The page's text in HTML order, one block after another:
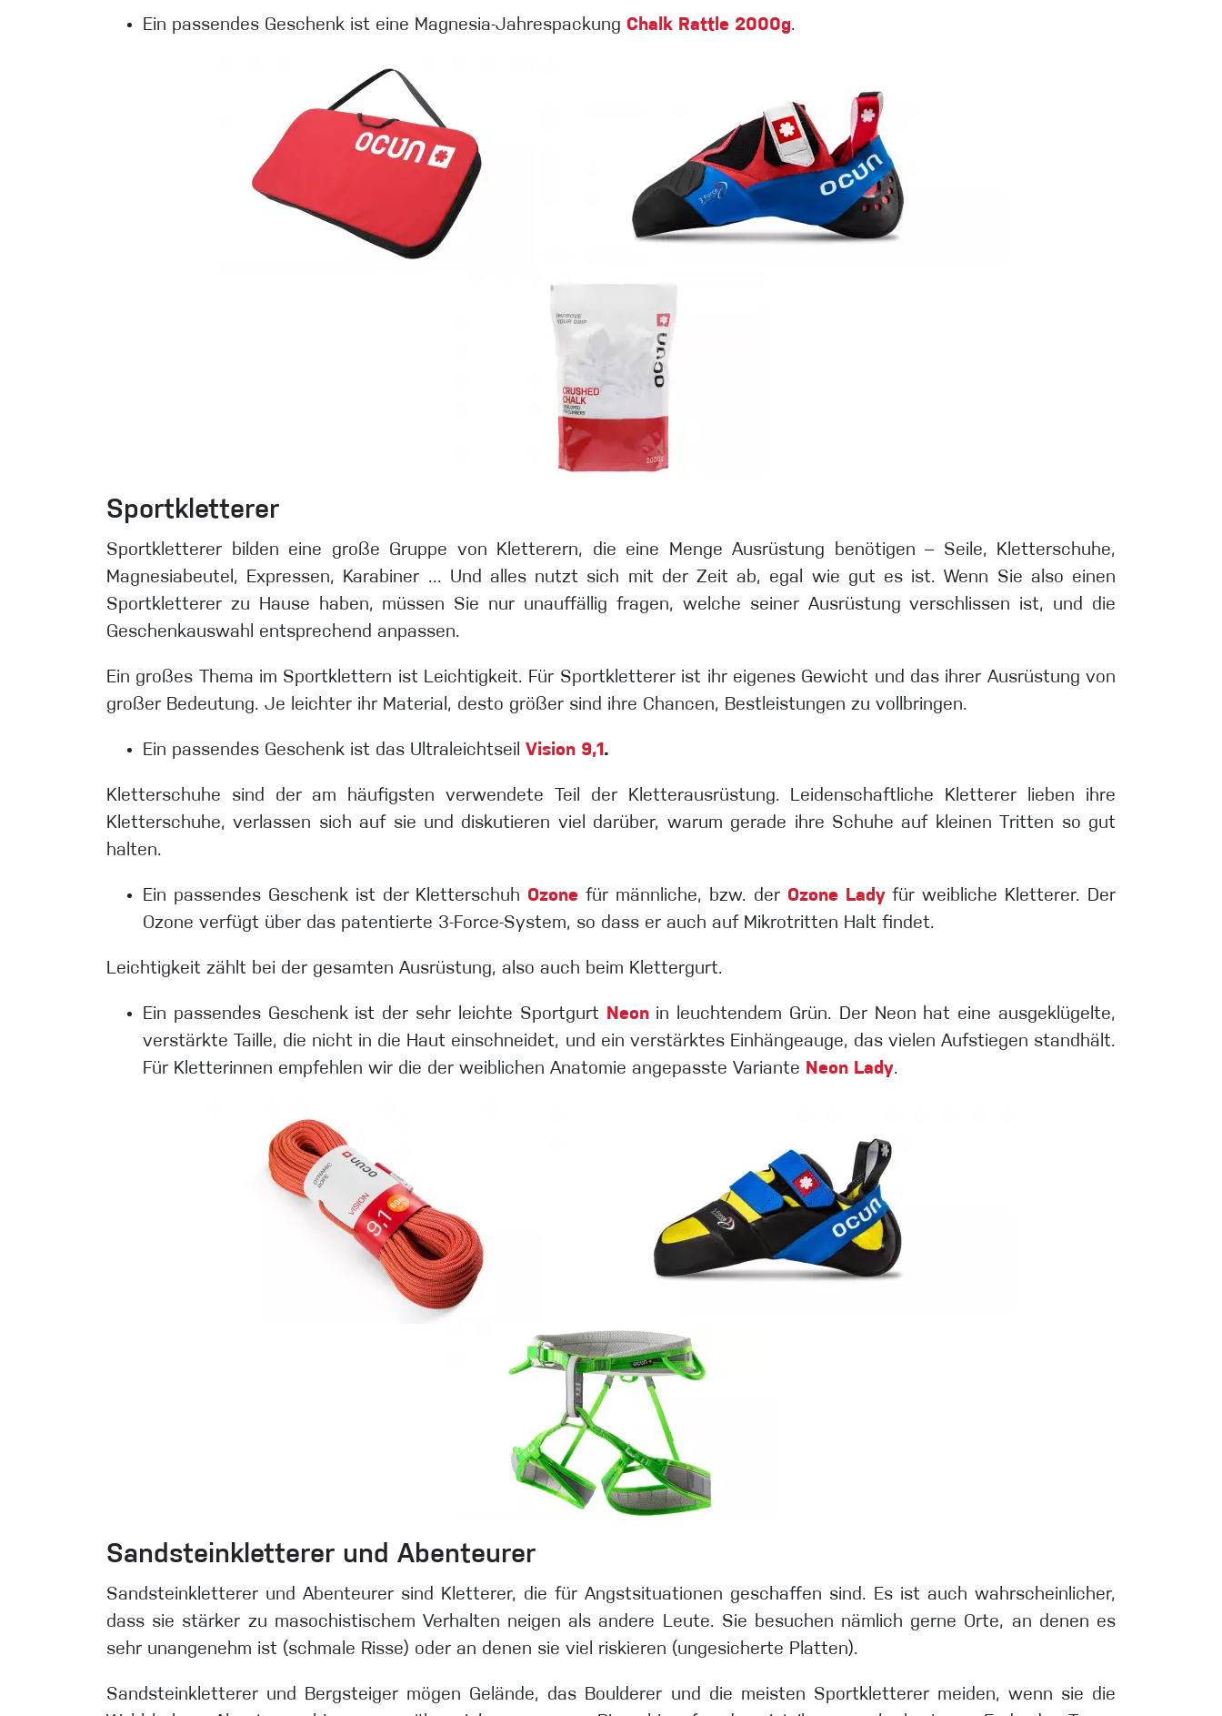
Ein passendes Geschenk ist eine Magnesia-Jahrespackung Chalk Rattle 2000g.
Sportkletterer
Sportkletterer bilden eine große Gruppe von Kletterern, die eine Menge Ausrüstung benötigen – Seile, Kletterschuhe,
Magnesiabeutel, Expressen, Karabiner ... Und alles nutzt sich mit der Zeit ab, egal wie gut es ist. Wenn Sie also einen
Sportkletterer zu Hause haben, müssen Sie nur unauffällig fragen, welche seiner Ausrüstung verschlissen ist, und die
Geschenkauswahl entsprechend anpassen.
Ein großes Thema im Sportklettern ist Leichtigkeit. Für Sportkletterer ist ihr eigenes Gewicht und das ihrer Ausrüstung von
großer Bedeutung. Je leichter ihr Material, desto größer sind ihre Chancen, Bestleistungen zu vollbringen.
Ein passendes Geschenk ist das Ultraleichtseil Vision 9,1 .
Kletterschuhe sind der am häufigsten verwendete Teil der Kletterausrüstung. Leidenschaftliche Kletterer lieben ihre
Kletterschuhe, verlassen sich auf sie und diskutieren viel darüber, warum gerade ihre Schuhe auf kleinen Tritten so gut
halten.
Ein passendes Geschenk ist der Kletterschuh Ozone für männliche, bzw. der Ozone Ladyfür weibliche Kletterer. Der
Ozone verfügt über das patentierte 3-Force-System, so dass er auch auf Mikrotritten Halt findet.
Leichtigkeit zählt bei der gesamten Ausrüstung, also auch beim Klettergurt.
Ein passendes Geschenk ist der sehr leichte Sportgurt Neonin leuchtendem Grün. Der Neon hat eine ausgeklügelte,
verstärkte Taille, die nicht in die Haut einschneidet, und ein verstärktes Einhängeauge, das vielen Aufstiegen standhält.
Für Kletterinnen empfehlen wir die der weiblichen Anatomie angepasste Variante Neon Lady.
Sandsteinkletterer und Abenteurer
Sandsteinkletterer und Abenteurer sind Kletterer, die für Angstsituationen geschaffen sind. Es ist auch wahrscheinlicher,
dass sie stärker zu masochistischem Verhalten neigen als andere Leute. Sie besuchen nämlich gerne Orte, an denen es
sehr unangenehm ist (schmale Risse) oder an denen sie viel riskieren (ungesicherte Platten).
Sandsteinkletterer und Bergsteiger mögen Gelände, das Boulderer und die meisten Sportkletterer meiden, wenn sie die